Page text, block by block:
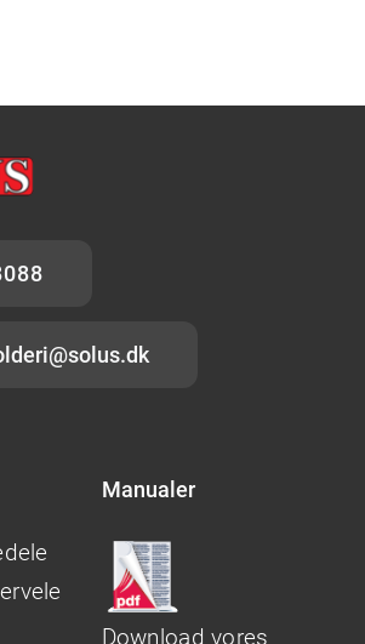
Manualer
Download vores